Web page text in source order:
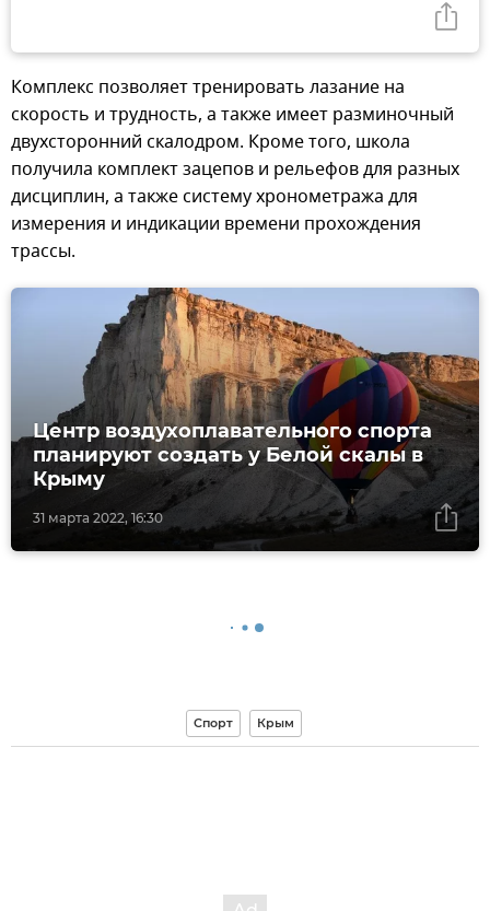
Комплекс позволяет тренировать лазание на
скорость и трудность, а также имеет разминочный
двухсторонний скалодром. Кроме того, школа
получила комплект зацепов и рельефов для разных
дисциплин, а также систему хронометража для
измерения и индикации времени прохождения
трассы.
31 марта 2022, 16:30
Центр воздухоплавательного спорта
планируют создать у Белой скалы в
Крыму
Спорт Крым